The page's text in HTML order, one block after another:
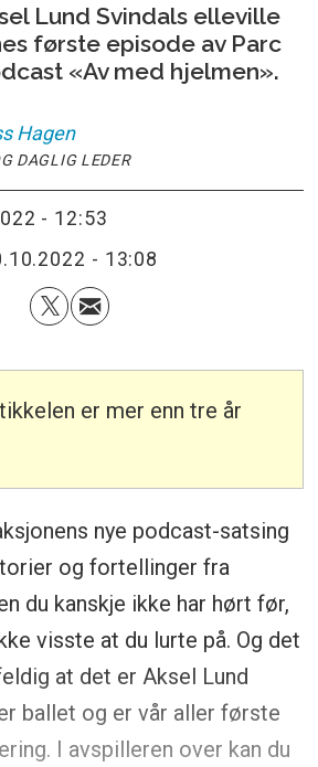
Lund Svindals elleville
første episode av Parc
«Av med hjelmen».
Hagen
DAGLIG LEDER
- 12:53
- 13:08
er mer enn tre år
nye podcast-satsing
og fortellinger fra
du kanskje ikke har hørt før,
visste at du lurte på. Og det
at det er Aksel Lund
ballet og er vår aller første
I avspilleren over kan du